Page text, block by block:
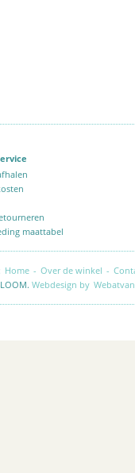
maattabel
Home - Over de winkel -
Webdesign by